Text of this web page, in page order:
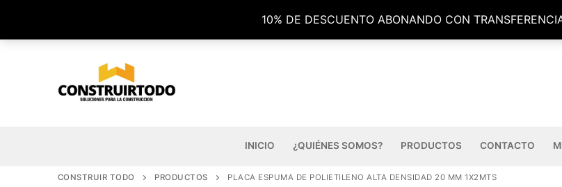
10% DE DESCUENTO ABONANDO CON
contenido
INICIO ¿QUIÉNES SOMOS? PRODUCTOS CONTACTO
CONSTRUIR TODO PRODUCTOS PLACA ESPUMA DE POLIETILENO ALTA DENSIDAD 20 MM 1X2MTS